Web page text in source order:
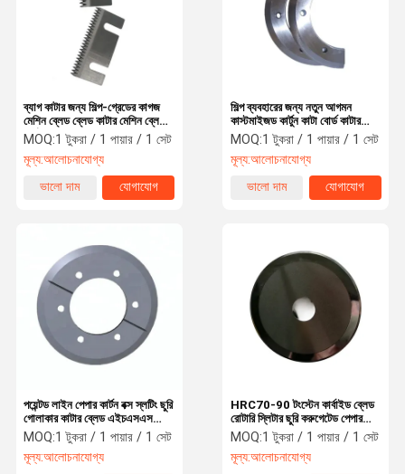
ব্যাগ কাটার জন্য শিল্প-গ্রেডের কাগজ
মেশিন ব্লেড ব্লেড কাটার মেশিন ব্লেড
কার্টন প্যাকেজিং ব্লেড ছুরি
MOQ:1 টুকরা / 1 পায়ার / 1 সেট
মূল্য:আলোচনাযোগ্য
ভালো দাম
যোগাযোগ
শিল্প ব্যবহারের জন্য নতুন আগমন
কাস্টমাইজড কার্টুন কাটা বোর্ড কাটার
ব্লেড
MOQ:1 টুকরা / 1 পায়ার / 1 সেট
মূল্য:আলোচনাযোগ্য
ভালো দাম
যোগাযোগ
পয়েন্টড লাইন পেপার কার্টন বক্স স্লটিং ছুরি
গোলাকার কাটার ব্লেড এইচএসএস
5Cr15MoV
MOQ:1 টুকরা / 1 পায়ার / 1 সেট
মূল্য:আলোচনাযোগ্য
HRC70-90 টংস্টেন কার্বাইড ব্লেড
রোটারি স্লিটার ছুরি করুগেটেড পেপার
কাটার ব্লেড
MOQ:1 টুকরা / 1 পায়ার / 1 সেট
মূল্য:আলোচনাযোগ্য